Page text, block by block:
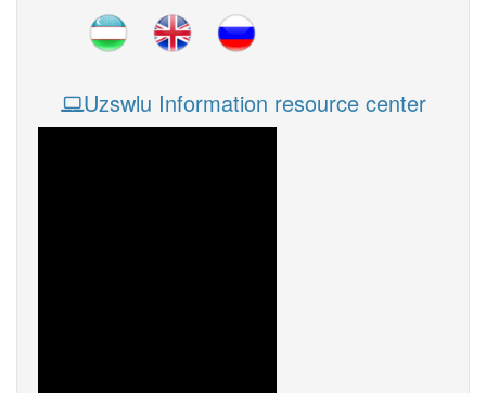
Uzswlu Information resource center